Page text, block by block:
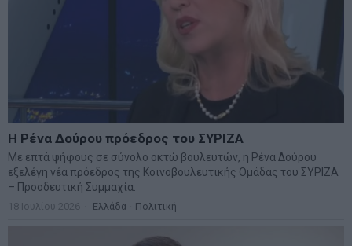
Η Ρένα Δούρου πρόεδρος του ΣΥΡΙΖΑ
Με επτά ψήφους σε σύνολο οκτώ βουλευτών, η Ρένα Δούρου
εξελέγη νέα πρόεδρος της Κοινοβουλευτικής Ομάδας του ΣΥΡΙΖΑ
– Προοδευτική Συμμαχία.
18 Ιουλίου 2026 Ελλάδα Πολιτική